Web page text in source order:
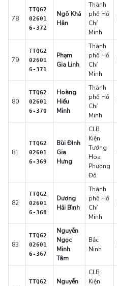
78
TTQG2
02601
6-372
Ngô Khả
Hân
Thành
phố Hồ
Chí
Minh
79
TTQG2
02601
6-371
Phạm
Gia Linh
Thành
phố Hồ
Chí
Minh
80
TTQG2
02601
6-370
Hoàng
Hiếu
Minh
Thành
phố Hồ
Chí
Minh
81
TTQG2
02601
6-369
Bùi Đình
Gia
Hưng
CLB
Kiện
Tướng
Hoa
Phượng
Đỏ
82
TTQG2
02601
6-368
Dương
Hải Bình
Thành
phố Hồ
Chí
Minh
83
TTQG2
02601
6-367
Nguyễn
Ngọc
Minh
Tâm
Bắc
Ninh
TTQG2
Nguyễn
CLB
Kiện